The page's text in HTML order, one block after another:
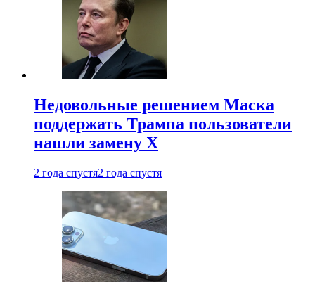
Недовольные решением Маска
поддержать Трампа пользователи
нашли замену X
2 года спустя2 года спустя